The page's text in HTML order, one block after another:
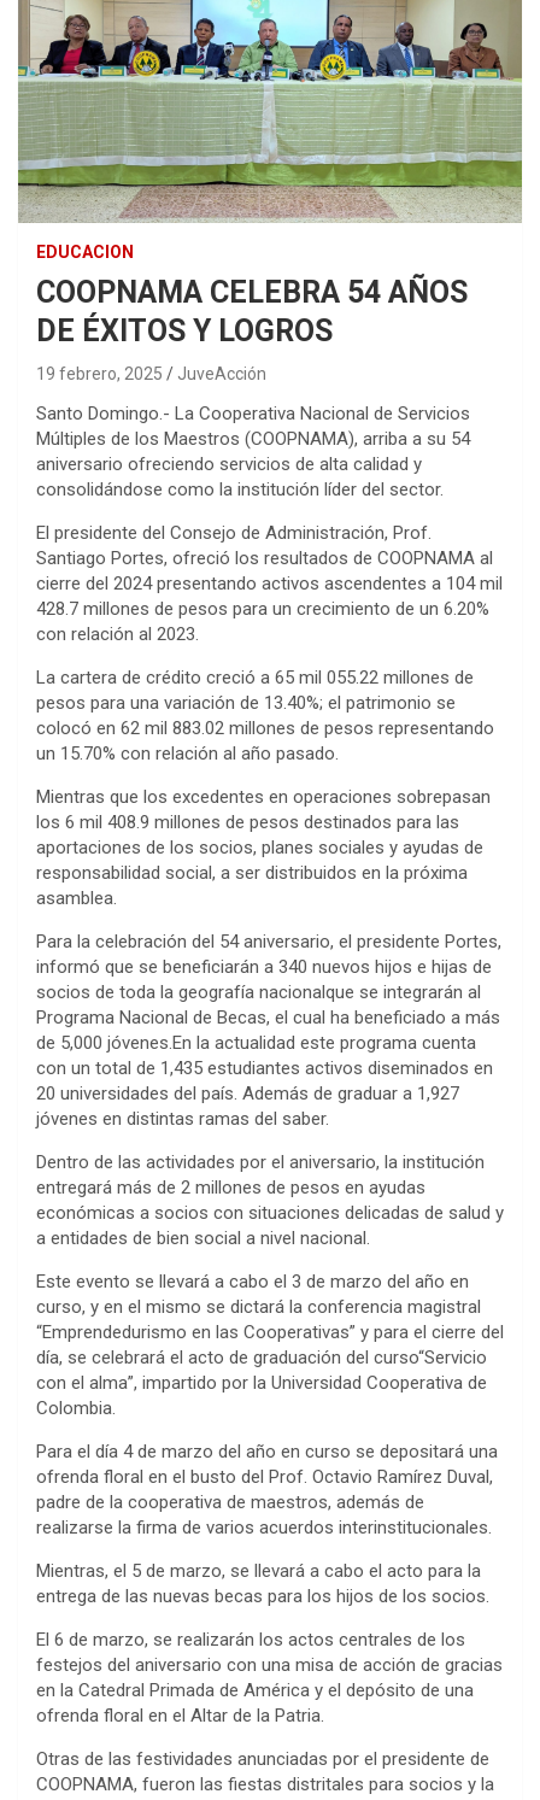
EDUCACION
COOPNAMA CELEBRA 54 AÑOS
DE ÉXITOS Y LOGROS
19 febrero, 2025 JuveAcción
Santo Domingo.- La Cooperativa Nacional de Servicios
Múltiples de los Maestros (COOPNAMA), arriba a su 54
aniversario ofreciendo servicios de alta calidad y
consolidándose como la institución líder del sector.
El presidente del Consejo de Administración, Prof.
Santiago Portes, ofreció los resultados de COOPNAMA al
cierre del 2024 presentando activos ascendentes a 104 mil
428.7 millones de pesos para un crecimiento de un 6.20%
con relación al 2023.
La cartera de crédito creció a 65 mil 055.22 millones de
pesos para una variación de 13.40%; el patrimonio se
colocó en 62 mil 883.02 millones de pesos representando
un 15.70% con relación al año pasado.
Mientras que los excedentes en operaciones sobrepasan
los 6 mil 408.9 millones de pesos destinados para las
aportaciones de los socios, planes sociales y ayudas de
responsabilidad social, a ser distribuidos en la próxima
asamblea.
Para la celebración del 54 aniversario, el presidente Portes,
informó que se beneficiarán a 340 nuevos hijos e hijas de
socios de toda la geografía nacionalque se integrarán al
Programa Nacional de Becas, el cual ha beneficiado a más
de 5,000 jóvenes.En la actualidad este programa cuenta
con un total de 1,435 estudiantes activos diseminados en
20 universidades del país. Además de graduar a 1,927
jóvenes en distintas ramas del saber.
Dentro de las actividades por el aniversario, la institución
entregará más de 2 millones de pesos en ayudas
económicas a socios con situaciones delicadas de salud y
a entidades de bien social a nivel nacional.
Este evento se llevará a cabo el 3 de marzo del año en
curso, y en el mismo se dictará la conferencia magistral
“Emprendedurismo en las Cooperativas” y para el cierre del
día, se celebrará el acto de graduación del curso“Servicio
con el alma”, impartido por la Universidad Cooperativa de
Colombia.
Para el día 4 de marzo del año en curso se depositará una
ofrenda floral en el busto del Prof. Octavio Ramírez Duval,
padre de la cooperativa de maestros, además de
realizarse la firma de varios acuerdos interinstitucionales.
Mientras, el 5 de marzo, se llevará a cabo el acto para la
entrega de las nuevas becas para los hijos de los socios.
El 6 de marzo, se realizarán los actos centrales de los
festejos del aniversario con una misa de acción de gracias
en la Catedral Primada de América y el depósito de una
ofrenda floral en el Altar de la Patria.
Otras de las festividades anunciadas por el presidente de
COOPNAMA, fueron las fiestas distritales para socios y la